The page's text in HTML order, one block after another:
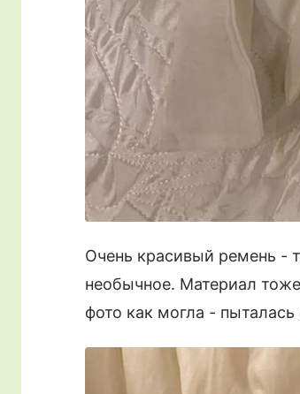
Очень красивый ремень -
необычное. Материал
фото как могла - пыталась